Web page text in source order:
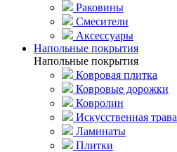
Раковины
Смесители
Аксессуары
Напольные покрытия
Напольные покрытия
Ковровая плитка
Ковровые дорожки
Ковролин
Искусственная трава
Ламинаты
Плитки